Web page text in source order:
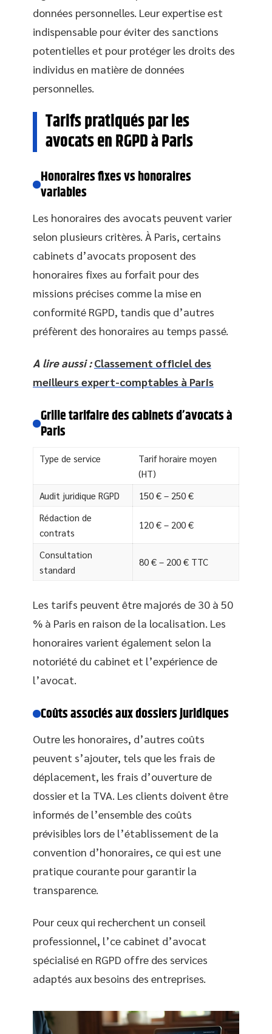
données personnelles. Leur expertise est
indispensable pour éviter des sanctions
potentielles et pour protéger les droits des
individus en matière de données
personnelles.
Tarifs pratiqués par les
avocats en RGPD à Paris
Honoraires fixes vs honoraires
variables
Les honoraires des avocats peuvent varier
selon plusieurs critères. À Paris, certains
cabinets d’avocats proposent des
honoraires fixes au forfait pour des
missions précises comme la mise en
conformité RGPD, tandis que d’autres
préfèrent des honoraires au temps passé.
A lire aussi : Classement officiel des
meilleurs expert-comptables à Paris
Grille tarifaire des cabinets d’avocats à
Paris
Type de service
Tarif horaire moyen
(HT)
Audit juridique RGPD
150 € – 250 €
Rédaction de
contrats
120 € – 200 €
Consultation
standard
80 € – 200 € TTC
Les tarifs peuvent être majorés de 30 à 50
% à Paris en raison de la localisation. Les
honoraires varient également selon la
notoriété du cabinet et l’expérience de
l’avocat.
Coûts associés aux dossiers juridiques
Outre les honoraires, d’autres coûts
peuvent s’ajouter, tels que les frais de
déplacement, les frais d’ouverture de
dossier et la TVA. Les clients doivent être
informés de l’ensemble des coûts
prévisibles lors de l’établissement de la
convention d’honoraires, ce qui est une
pratique courante pour garantir la
transparence.
Pour ceux qui recherchent un conseil
professionnel, l’ce cabinet d’avocat
spécialisé en RGPD offre des services
adaptés aux besoins des entreprises.